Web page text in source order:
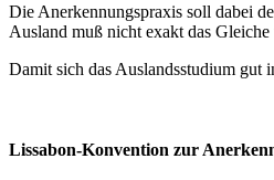
Die Anerkennungspraxis soll dabei
Ausland muß nicht exakt das
Damit sich das Auslandsstudium gut
Lissabon-Konvention zur